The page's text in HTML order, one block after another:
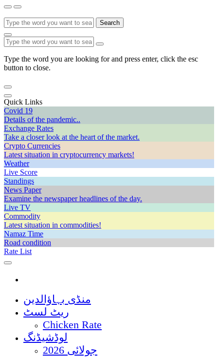
Search
Type the word you are looking for and press enter, click the esc
button to close.
Quick Links
Covid 19
Details of the pandemic..
Exchange Rates
Take a closer look at the heart of the market.
Crypto Currencies
Latest situation in cryptocurrency markets!
Weather
Live Score
Standings
News Paper
Examine the newspaper headlines of the day.
Live TV
Commodity
Latest situation in commodities!
Namaz Time
Road condition
Rate List
منڈی بہاؤالدین
ریٹ لسٹ
Chicken Rate
لوڈشیڈنگ
جولائی 2026